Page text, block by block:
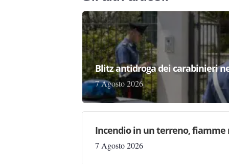
Blitz antidroga dei carabinieri
7 Agosto 2026
Incendio in un terreno, fiamme
7 Agosto 2026